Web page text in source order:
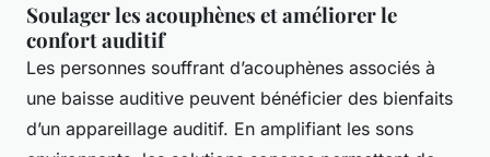
Soulager les acouphènes et améliorer le
confort auditif
Les personnes souffrant d’acouphènes associés à
une baisse auditive peuvent bénéficier des bienfaits
d’un appareillage auditif. En amplifiant les sons